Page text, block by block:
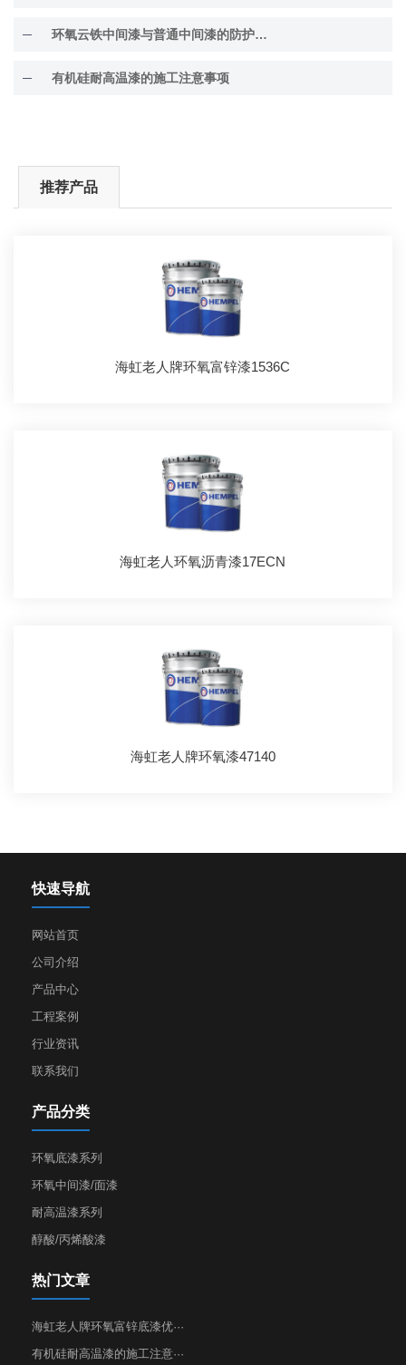
环氧云铁中间漆与普通中间漆的防护差异解析
有机硅耐高温漆的施工注意事项
推荐产品
海虹老人牌环氧富锌漆1536C
海虹老人环氧沥青漆17ECN
海虹老人牌环氧漆47140
快速导航
网站首页
公司介绍
产品中心
工程案例
行业资讯
联系我们
产品分类
环氧底漆系列
环氧中间漆/面漆
耐高温漆系列
醇酸/丙烯酸漆
热门文章
海虹老人牌环氧富锌底漆优···
有机硅耐高温漆的施工注意···